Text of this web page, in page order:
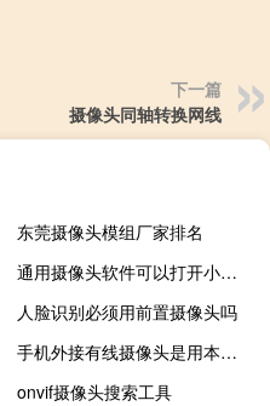
下一篇
摄像头同轴转换网线
东莞摄像头模组厂家排名
通用摄像头软件可以打开小米摄像头吗
人脸识别必须用前置摄像头吗
手机外接有线摄像头是用本机摄像头吗
onvif摄像头搜索工具